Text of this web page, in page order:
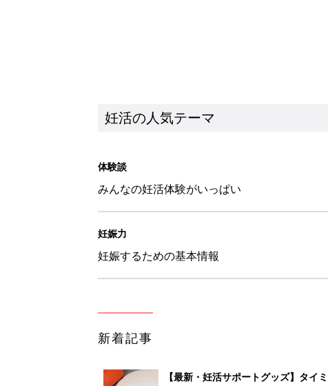
妊活の人気テーマ
体験談
みんなの妊活体験がいっぱい
妊娠力
妊娠するための基本情報
新着記事
【最新・妊活サポートグッズ】タイ